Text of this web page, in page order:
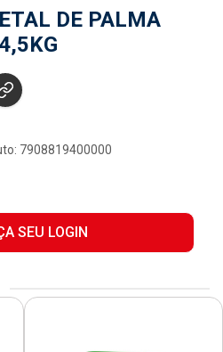
DE PALMA
7908819400000
SEU LOGIN